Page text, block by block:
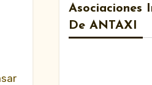
Asociaciones
De ANTAXI